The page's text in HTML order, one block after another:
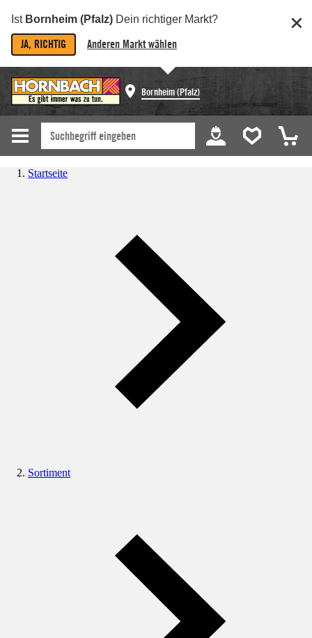
Ist Bornheim (Pfalz) Dein richtiger Markt?
JA, RICHTIG Anderen Markt wählen
Bornheim (Pfalz)
Startseite
Sortiment